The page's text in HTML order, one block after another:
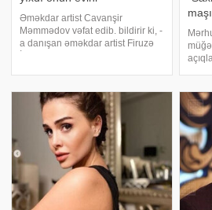
Əməkdar artist Cavanşir
Məmmədov vəfat edib. bildirir ki, -
a danışan əməkdar artist Firuzə
ürəktutmasından keçinib. İndi ora
gedirik
atam